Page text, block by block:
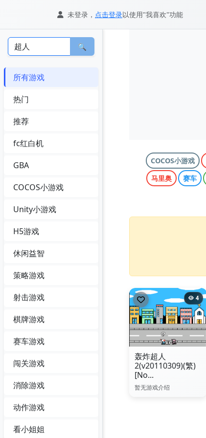
未登录， 点击登录以使用"我喜欢"功能
🔍
所有游戏
热门
推荐
fc红白机
GBA
COCOS小游戏
Unity小游戏
H5游戏
休闲益智
策略游戏
射击游戏
棋牌游戏
赛车游戏
闯关游戏
消除游戏
动作游戏
看小姐姐
COCOS小游戏
马里奥
赛车
4
轰炸超人
2(v20110309)(繁)
[No...
暂无游戏介绍